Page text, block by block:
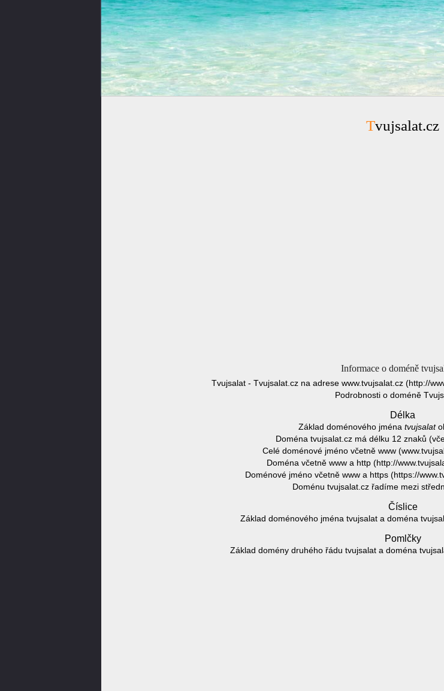
Tvujsalat.cz
Informace o doméně
Tvujsalat - Tvujsalat.cz na adrese www.tvujsalat.cz (http://
Podrobnosti o doméně
Délka
Základ doménového jména tvujsalat
Doména tvujsalat.cz má délku 12 znaků
Celé doménové jméno včetně www
Doména včetně www a http (http://
Doménové jméno včetně www a https (https://
Doménu tvujsalat.cz řadíme mezi
Číslice
Základ doménového jména tvujsalat a doména
Pomlčky
Základ domény druhého řádu tvujsalat a doména